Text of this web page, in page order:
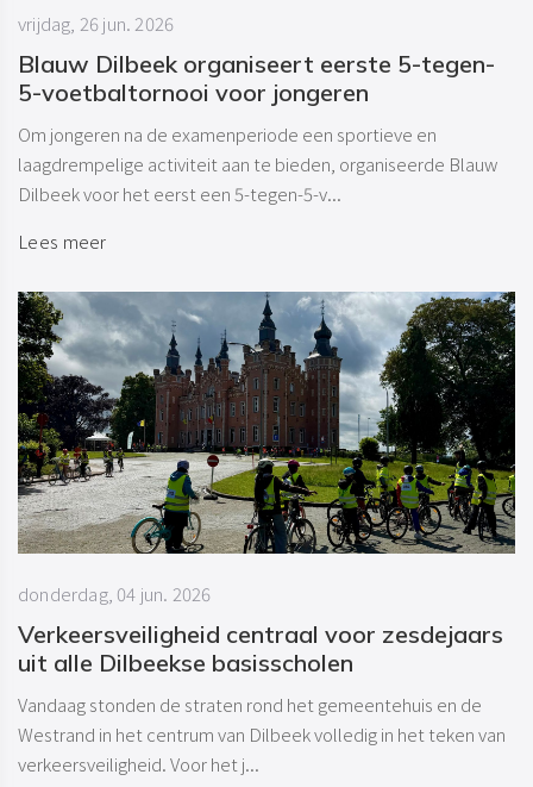
Blauw Dilbeek organiseert eerste 5-tegen-
5-voetbaltornooi voor jongeren
vrijdag, 26 jun. 2026
Om jongeren na de examenperiode een sportieve en
laagdrempelige activiteit aan te bieden, organiseerde Blauw
Dilbeek voor het eerst een 5-tegen-5-v...
Lees meer
Verkeersveiligheid centraal voor zesdejaars
uit alle Dilbeekse basisscholen
donderdag, 04 jun. 2026
Vandaag stonden de straten rond het gemeentehuis en de
Westrand in het centrum van Dilbeek volledig in het teken van
verkeersveiligheid. Voor het j...